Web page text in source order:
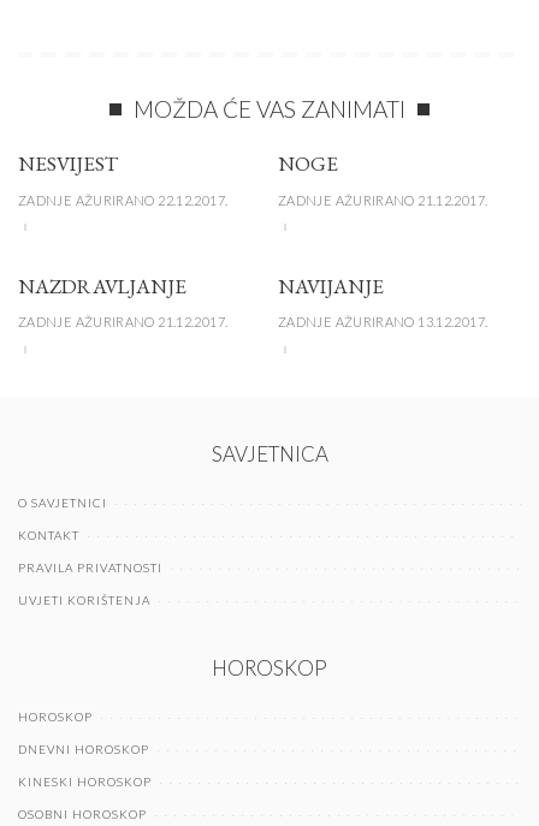
MOŽDA ĆE VAS ZANIMATI
NESVIJEST
ZADNJE AŽURIRANO 22.12.2017.
NOGE
ZADNJE AŽURIRANO 21.12.2017.
NAZDRAVLJANJE
ZADNJE AŽURIRANO 21.12.2017.
NAVIJANJE
ZADNJE AŽURIRANO 13.12.2017.
SAVJETNICA
O SAVJETNICI
KONTAKT
PRAVILA PRIVATNOSTI
UVJETI KORIŠTENJA
HOROSKOP
HOROSKOP
DNEVNI HOROSKOP
KINESKI HOROSKOP
OSOBNI HOROSKOP